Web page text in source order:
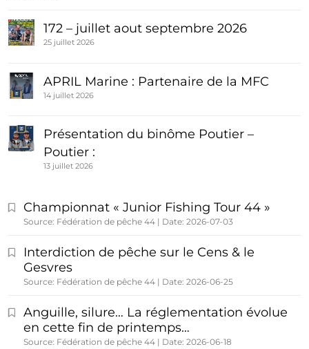
172 – juillet aout septembre 2026
25 juillet 2026
APRIL Marine : Partenaire de la MFC
14 juillet 2026
Présentation du binôme Poutier –
Poutier :
13 juillet 2026
Championnat « Junior Fishing Tour 44 »
Source: Fédération de pêche 44 Date: 2026-07-03
Interdiction de pêche sur le Cens & le
Gesvres
Source: Fédération de pêche 44 Date: 2026-06-25
Anguille, silure… La réglementation évolue
en cette fin de printemps…
Source: Fédération de pêche 44 Date: 2026-06-18